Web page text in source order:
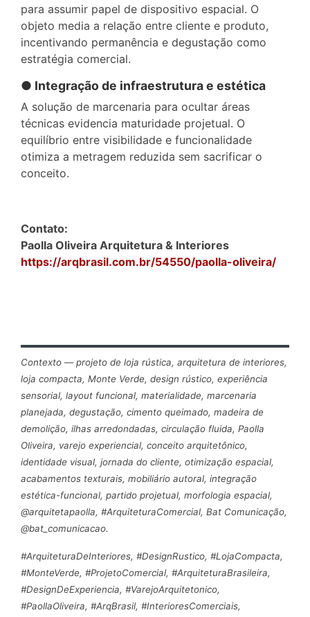
para assumir papel de dispositivo espacial. O
objeto media a relação entre cliente e produto,
incentivando permanência e degustação como
estratégia comercial.
● Integração de infraestrutura e estética
A solução de marcenaria para ocultar áreas
técnicas evidencia maturidade projetual. O
equilíbrio entre visibilidade e funcionalidade
otimiza a metragem reduzida sem sacrificar o
conceito.
Contato:
Paolla Oliveira Arquitetura & Interiores
https://arqbrasil.com.br/54550/paolla-oliveira/
Contexto — projeto de loja rústica, arquitetura de interiores,
loja compacta, Monte Verde, design rústico, experiência
sensorial, layout funcional, materialidade, marcenaria
planejada, degustação, cimento queimado, madeira de
demolição, ilhas arredondadas, circulação fluida, Paolla
Oliveira, varejo experiencial, conceito arquitetônico,
identidade visual, jornada do cliente, otimização espacial,
acabamentos texturais, mobiliário autoral, integração
estética-funcional, partido projetual, morfologia espacial,
@arquitetapaolla, #ArquiteturaComercial, Bat Comunicação,
@bat_comunicacao.
#ArquiteturaDeInteriores, #DesignRustico, #LojaCompacta,
#MonteVerde, #ProjetoComercial, #ArquiteturaBrasileira,
#DesignDeExperiencia, #VarejoArquitetonico,
#PaollaOliveira, #ArqBrasil, #InterioresComerciais,